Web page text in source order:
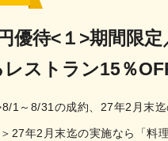
優待<１>期間限
ストラン15％
1～8/31の成約、27年2月末
27年2月末迄の実施なら「料